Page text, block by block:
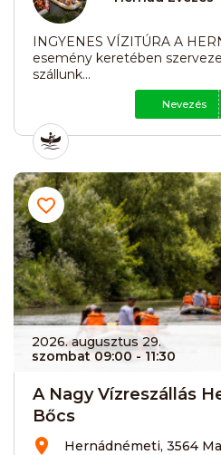
INGYENES VÍZITÚRA A
esemény keretében
szállunk...
Nevezés
2026. augusztus 29.
szombat 09:00 - 11:30
A Nagy Vízreszállás
Bőcs
Hernádnémeti, 3564